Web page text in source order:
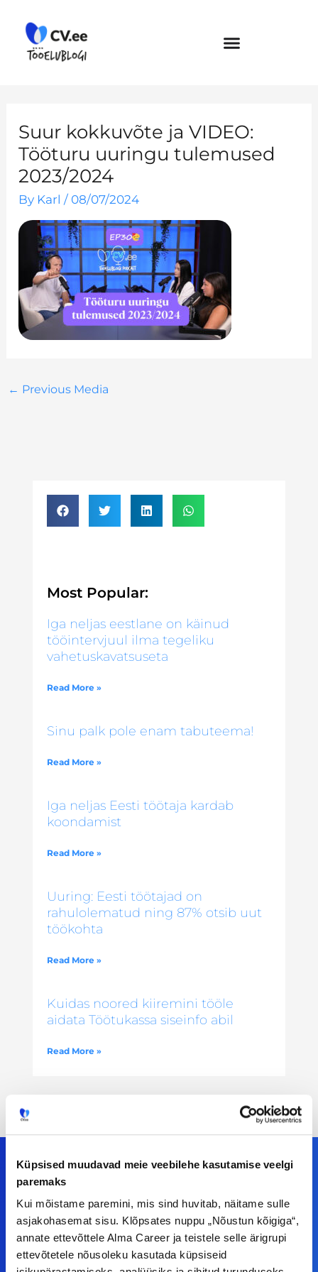
Küpsised muudavad meie veebilehe kasutamise veelgi
paremaks
Kui mõistame paremini, mis sind huvitab, näitame sulle
asjakohasemat sisu. Klõpsates nuppu „Nõustun kõigiga“,
annate ettevõttele Alma Career ja teistele selle ärigrupi
ettevõtetele nõusoleku kasutada küpsiseid
content
Suur kokkuvõte ja VIDEO:
Tööturu uuringu tulemused
2023/2024
By Karl/ 08/07/2024
← Previous Media
Most Popular:
Iga neljas eestlane on käinud
tööintervjuul ilma tegeliku
vahetuskavatsuseta
Read More »
Sinu palk pole enam tabuteema!
Read More »
Iga neljas Eesti töötaja kardab
koondamist
Read More »
Uuring: Eesti töötajad on
rahulolematud ning 87% otsib uut
töökohta
Read More »
Kuidas noored kiiremini tööle
aidata Töötukassa siseinfo abil
Read More »
Meiega leiad!
Tööelublogi.ee lehelt leiad kõik vajaliku, et olla
kursis tööturu uudistega. Kui sul on